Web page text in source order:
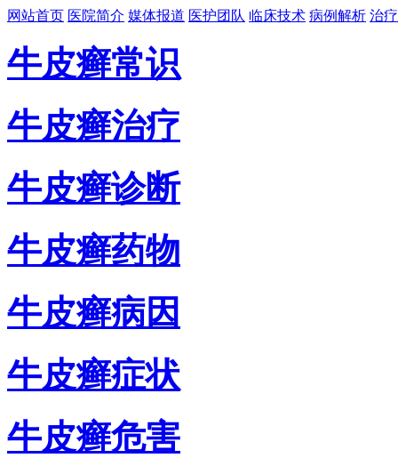
网站首页 医院简介 媒体报道 医护团队 临床技术 病例解析 治
牛皮癣常识
牛皮癣治疗
牛皮癣诊断
牛皮癣药物
牛皮癣病因
牛皮癣症状
牛皮癣危害